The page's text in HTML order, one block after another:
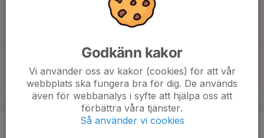
Match mot RP IF Linköping Vit
13:15
Match mot IFK Nyköping - Vit P-13
P10 Södra Mitt
Rosvalla B
v.12
Träning P1314
Godkänn kakor
Vi använder oss av kakor (cookies) för att vår
webbplats ska fungera bra för dig. De används
även för webbanalys i syfte att hjälpa oss att
förbättra våra tjänster.
Så använder vi cookies